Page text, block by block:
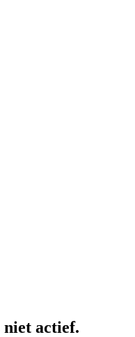
niet actief.